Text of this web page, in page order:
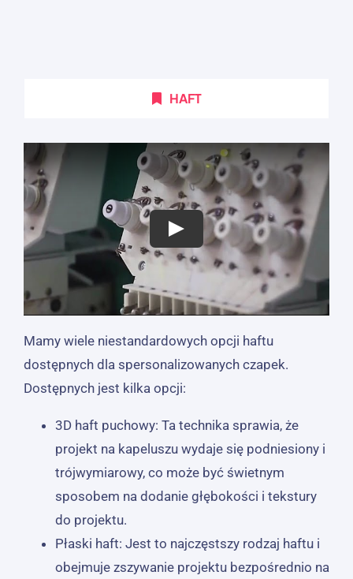
HAFT
Mamy wiele niestandardowych opcji haftu
dostępnych dla spersonalizowanych czapek.
Dostępnych jest kilka opcji:
3D haft puchowy: Ta technika sprawia, że ​​
projekt na kapeluszu wydaje się podniesiony i
trójwymiarowy, co może być świetnym
sposobem na dodanie głębokości i tekstury
do projektu.
Płaski haft: Jest to najczęstszy rodzaj haftu i
obejmuje zszywanie projektu bezpośrednio na